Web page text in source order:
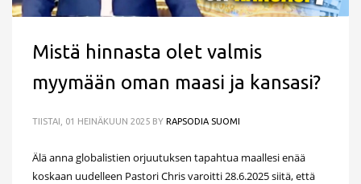
Mistä hinnasta olet valmis
myymään oman maasi ja kansasi?
TIISTAI, 01 HEINÄKUUN 2025 BY RAPSODIA SUOMI
Älä anna globalistien orjuutuksen tapahtua maallesi enää
koskaan uudelleen Pastori Chris varoitti 28.6.2025 siitä, että